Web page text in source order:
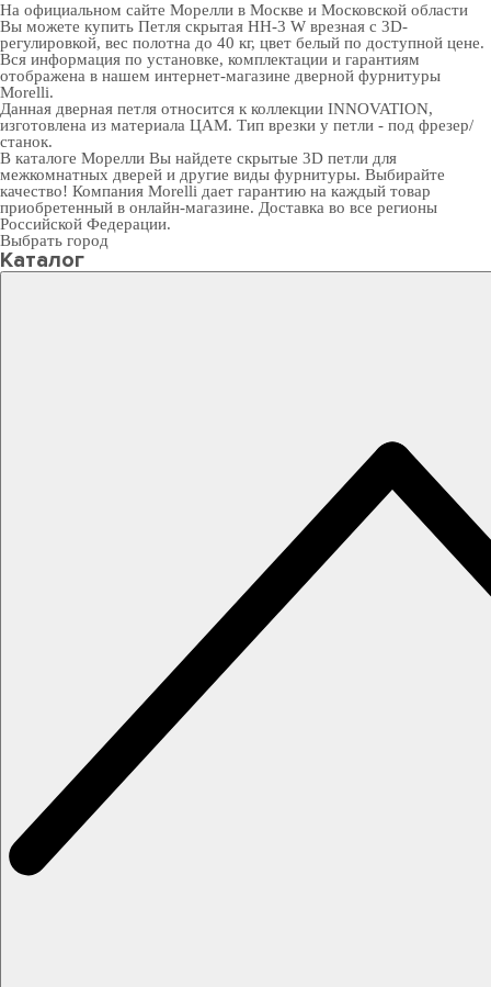
На официальном сайте Морелли в Москве и Московской области
Вы можете купить Петля скрытая HH-3 W врезная с 3D-
регулировкой, вес полотна до 40 кг, цвет белый по доступной цене.
Вся информация по установке, комплектации и гарантиям
отображена в нашем интернет-магазине дверной фурнитуры
Morelli.
Данная дверная петля относится к коллекции INNOVATION,
изготовлена из материала ЦАМ. Тип врезки у петли - под фрезер/
станок.
В каталоге Морелли Вы найдете скрытые 3D петли для
межкомнатных дверей и другие виды фурнитуры. Выбирайте
качество! Компания Morelli дает гарантию на каждый товар
приобретенный в онлайн-магазине. Доставка во все регионы
Российской Федерации.
Выбрать город
Каталог